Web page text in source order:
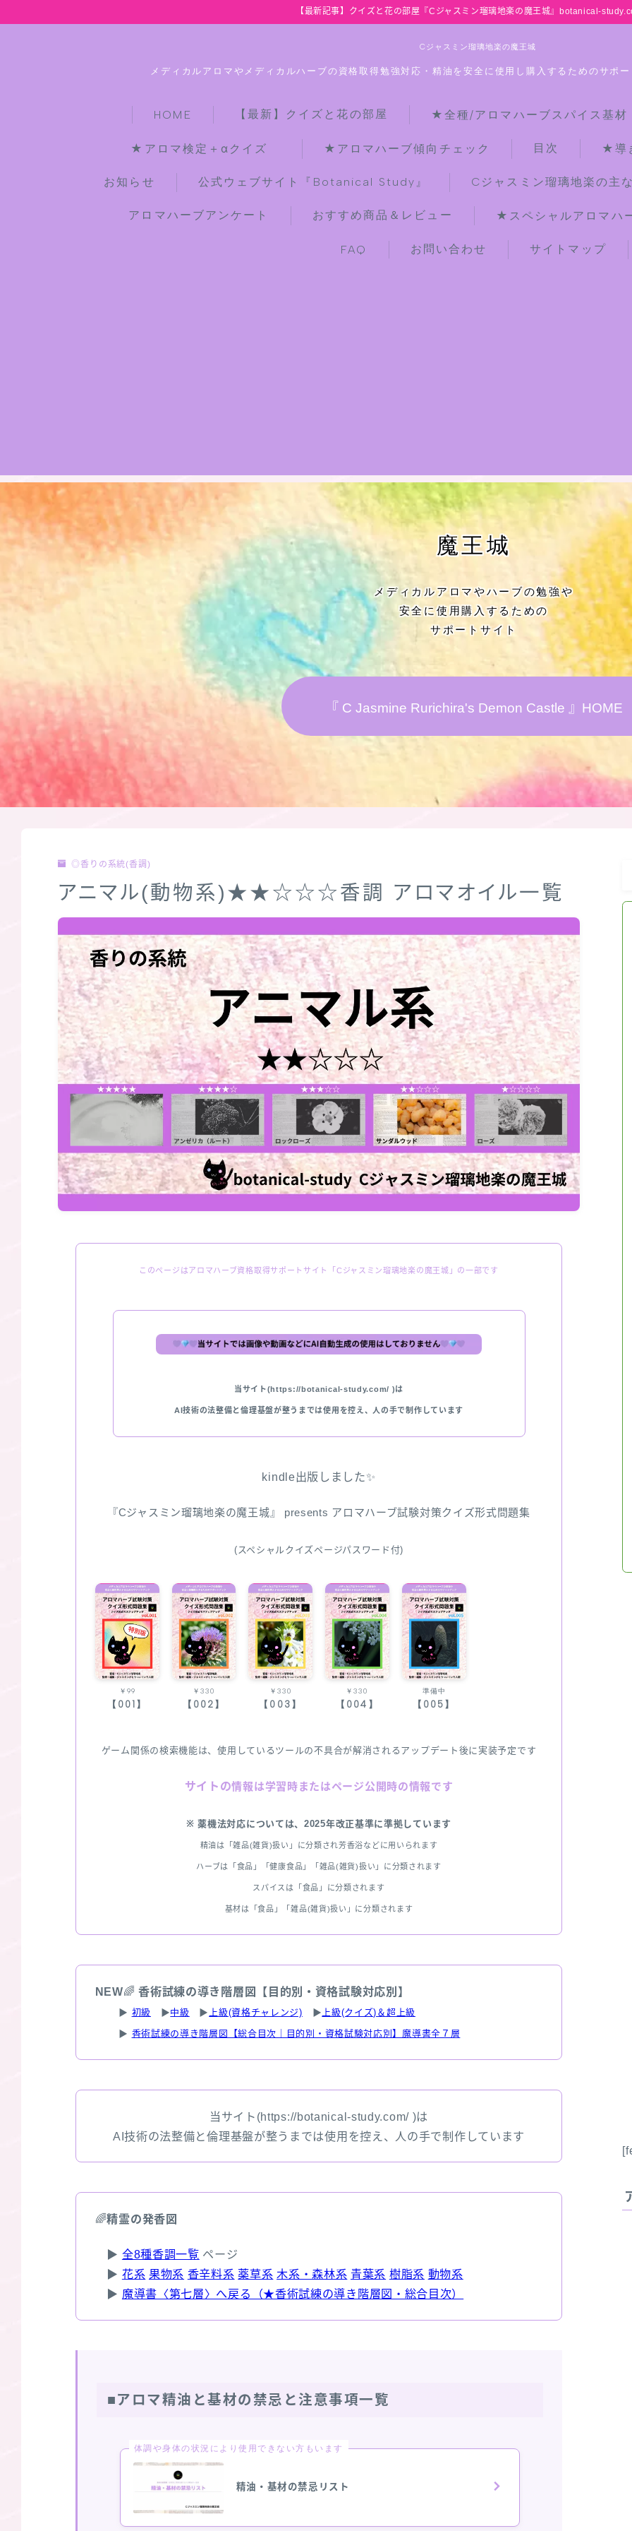
【最新記事】クイズと花の部屋『Cジャスミン瑠璃地楽の魔王城』botanical-
Cジャスミン瑠璃地楽の魔王城
メディカルアロマやメディカルハーブの資格取得勉強対応・精油を安全に使用し購入するためのサポ
HOME 【最新】クイズと花の部屋 ★全種/アロマハーブスパイス基
★アロマ検定＋αクイズ ★アロマハーブ傾向チェック 目次 ★導
お知らせ 公式ウェブサイト『Botanical Study』 Cジャスミン瑠璃地楽の主
アロマハーブアンケート おすすめ商品＆レビュー ★スペシャルアロマハ
FAQ お問い合わせ サイトマップ
【最新】クイズと花の部屋
★全種/アロマハーブスパイス基材 プ
お知らせ
公式ウェブサイト『Botanical Study』
Cジャスミン瑠璃地楽の主な活動先リン
ク集
プロフィール
アロマハーブアンケート
おすすめ商品＆レビュー
★スペシャルアロマハーブ４択クイズ
FAQ
サイトマップ
魔王城
メディカルアロマやハーブの勉強や
安全に使用購入するための
サポートサイト
『 C Jasmine Rurichira's Demon Castle 』HOME
◎香りの系統(香調)
アニマル(動物系)★★☆☆☆香調 アロマオイル一覧
このページはアロマハーブ資格取得サポートサイト「Cジャスミン瑠璃地楽の魔王城」の一部です
当サイト(https://botanical-study.com/ )は
AI技術の法整備と倫理基盤が整うまでは使用を控え、人の手で制作しています
kindle出版しました✨
『Cジャスミン瑠璃地楽の魔王城』 presents アロマハーブ試験対策クイズ形式問題集
(スペシャルクイズページパスワード付)
￥99
【001】
￥330
【002】
￥330
【003】
￥330
【004】
準備中
【005】
ゲーム関係の検索機能は、使用しているツールの不具合が解消されるアップデート後に実装予定です
サイトの情報は学習時またはページ公開時の情報です
※ 薬機法対応については、2025年改正基準に準拠しています
精油は「雑品(雑貨)扱い」に分類され芳香浴などに用いられます
ハーブは「食品」「健康食品」「雑品(雑貨)扱い」に分類されます
スパイスは「食品」に分類されます
基材は「食品」「雑品(雑貨)扱い」に分類されます
NEW🌈香術試練の導き階層図【目的別・資格試験対応別】
▶ 初級 ▶中級 ▶ 上級(資格チャレンジ) ▶ 上級(クイズ)＆超上級
▶ 香術試練の導き階層図【総合目次｜目的別・資格試験対応別】魔導書全７層
当サイト(https://botanical-study.com/ )は
AI技術の法整備と倫理基盤が整うまでは使用を控え、人の手で制作しています
🌈精霊の発香図
▶ 全8種香調一覧 ページ
▶ 花系 果物系 香辛料系 薬草系 木系・森林系 青葉系 樹脂系 動物系
▶ 魔導書〈第七層〉へ戻る（★香術試練の導き階層図・総合目次）
■アロマ精油と基材の禁忌と注意事項一覧
体調や身体の状況により使用できない方もいます
精油・基材の禁忌リスト